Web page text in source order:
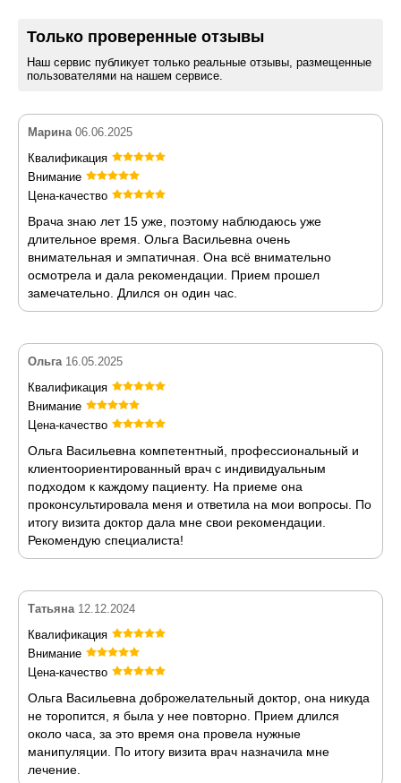
Только проверенные отзывы
Наш сервис публикует только реальные отзывы, размещенные
пользователями на нашем сервисе.
Марина 06.06.2025
Квалификация
Внимание
Цена-качество
Врача знаю лет 15 уже, поэтому наблюдаюсь уже
длительное время. Ольга Васильевна очень
внимательная и эмпатичная. Она всё внимательно
осмотрела и дала рекомендации. Прием прошел
замечательно. Длился он один час.
Ольга 16.05.2025
Квалификация
Внимание
Цена-качество
Ольга Васильевна компетентный, профессиональный и
клиентоориентированный врач с индивидуальным
подходом к каждому пациенту. На приеме она
проконсультировала меня и ответила на мои вопросы. По
итогу визита доктор дала мне свои рекомендации.
Рекомендую специалиста!
Татьяна 12.12.2024
Квалификация
Внимание
Цена-качество
Ольга Васильевна доброжелательный доктор, она никуда
не торопится, я была у нее повторно. Прием длился
около часа, за это время она провела нужные
манипуляции. По итогу визита врач назначила мне
лечение.